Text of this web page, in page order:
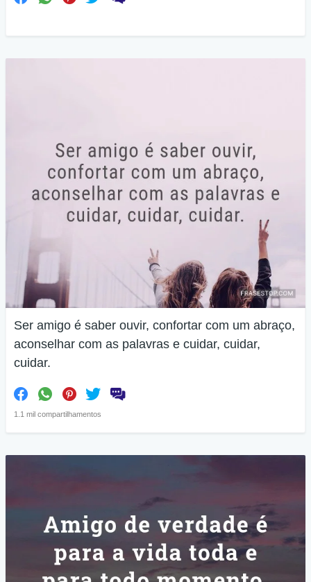
Ser amigo é saber ouvir, confortar com um abraço,
aconselhar com as palavras e cuidar, cuidar,
cuidar.
1.1 mil compartilhamentos